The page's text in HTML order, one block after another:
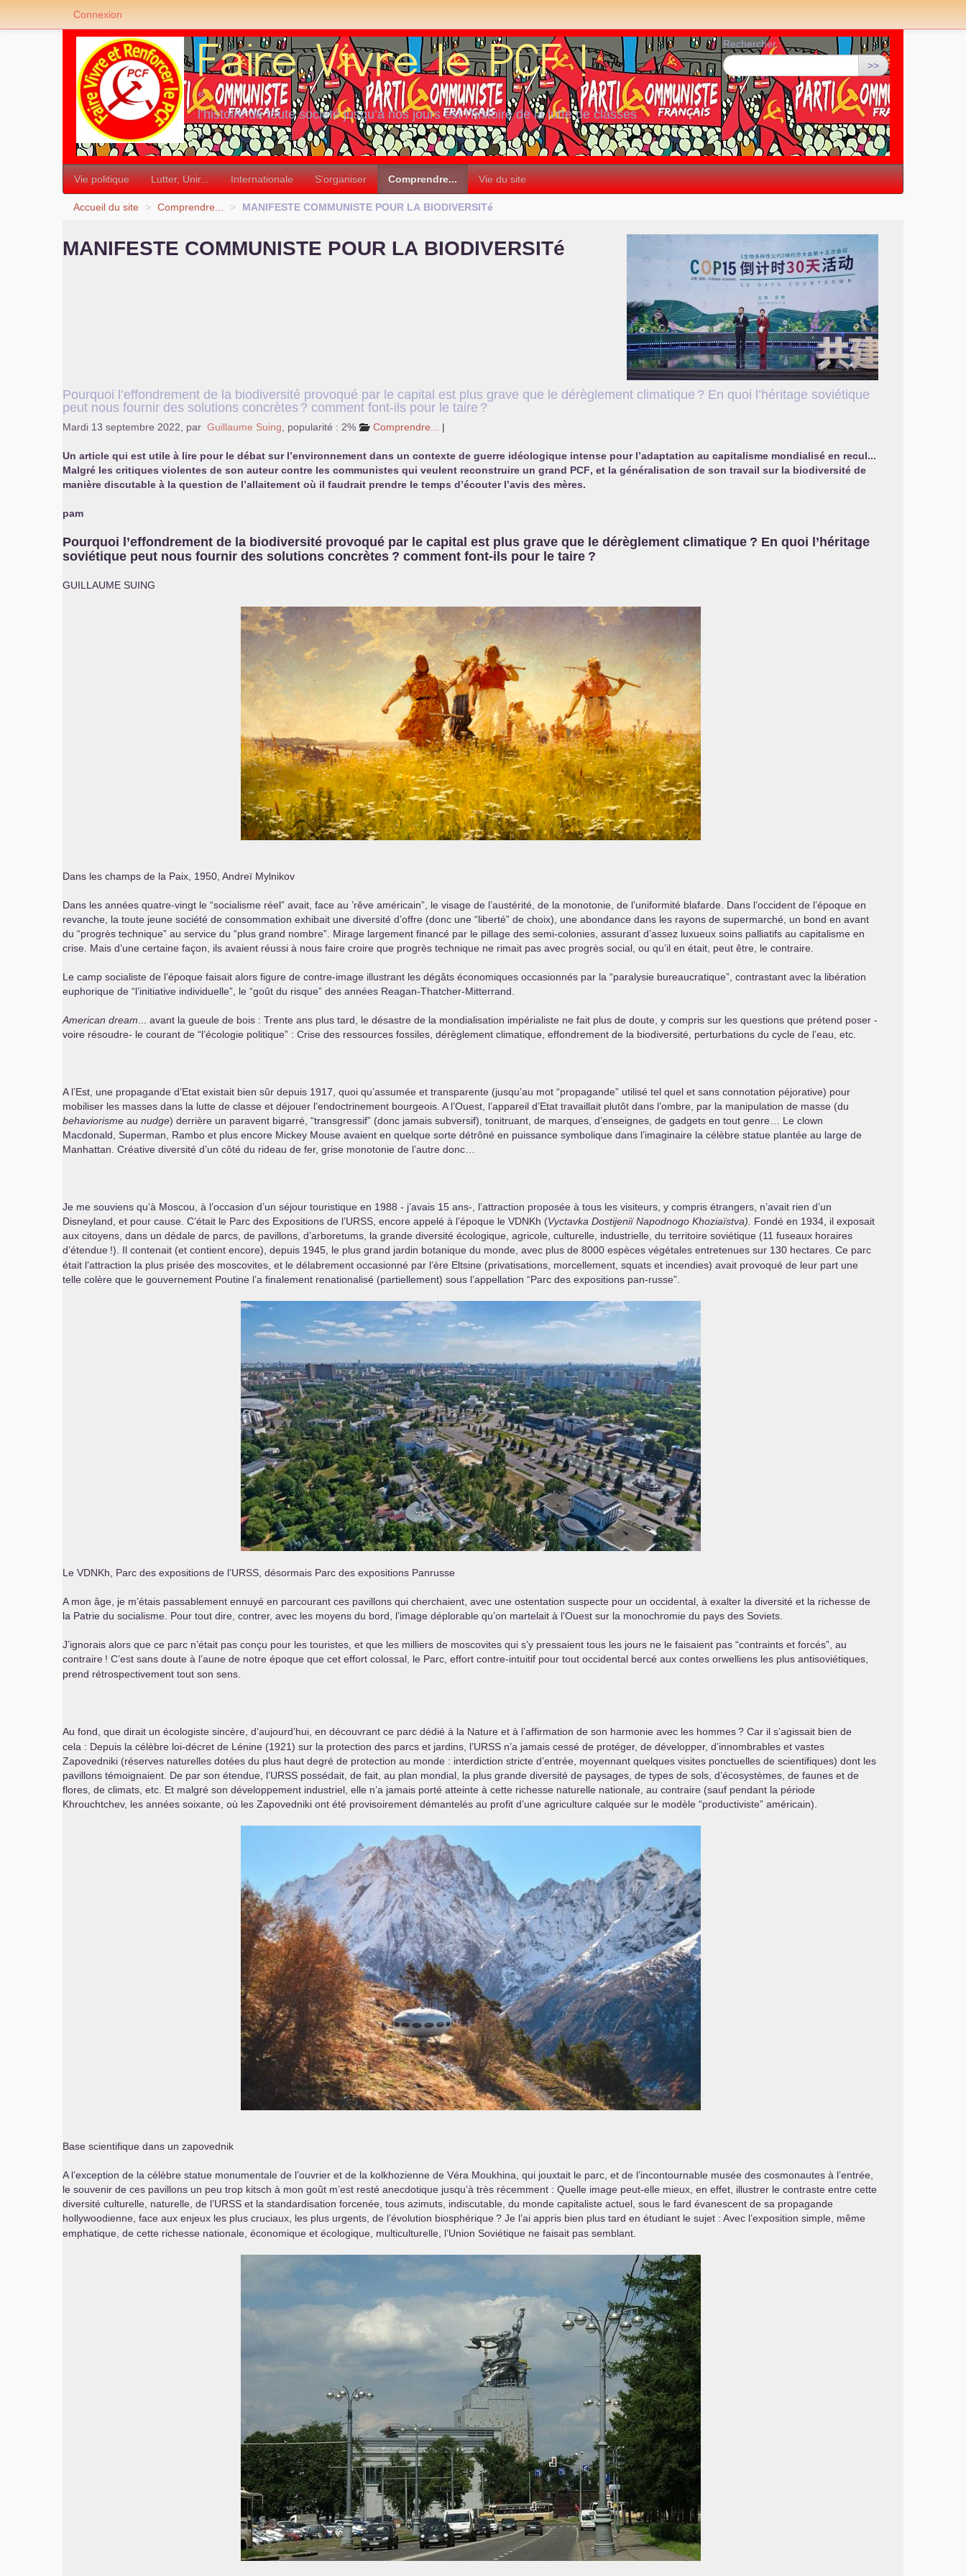
«
l’histoire de toute société jusqu’à nos jours est l’histoire de la lutte de classes
»
Rechercher :
>>
Vie politique Lutter, Unir... Internationale S’organiser Comprendre... Vie du site
Accueil du site > Comprendre... > MANIFESTE COMMUNISTE POUR LA BIODIVERSITé
MANIFESTE COMMUNISTE POUR LA BIODIVERSITé
Pourquoi l’effondrement de la biodiversité provoqué par le capital est plus grave que le dérèglement climatique ? En quoi l’héritage soviétique
peut nous fournir des solutions concrètes ? comment font-ils pour le taire ?
Mardi 13 septembre 2022 par Guillaume Suing popularité : 2% Comprendre... |
Un article qui est utile à lire pour le débat sur l’environnement dans un contexte de guerre idéologique intense pour l’adaptation au capitalisme mondialisé en recul...
Malgré les critiques violentes de son auteur contre les communistes qui veulent reconstruire un grand PCF, et la généralisation de son travail sur la biodiversité de
manière discutable à la question de l’allaitement où il faudrait prendre le temps d’écouter l’avis des mères.
pam
Pourquoi l’effondrement de la biodiversité provoqué par le capital est plus grave que le dérèglement climatique ? En quoi l’héritage
soviétique peut nous fournir des solutions concrètes ? comment font-ils pour le taire ?
GUILLAUME SUING
Dans les champs de la Paix, 1950, Andreï Mylnikov
Dans les années quatre-vingt le “socialisme réel” avait, face au ’rêve américain”, le visage de l’austérité, de la monotonie, de l’uniformité blafarde. Dans l’occident de l’époque en
revanche, la toute jeune société de consommation exhibait une diversité d’offre (donc une “liberté” de choix), une abondance dans les rayons de supermarché, un bond en avant
du “progrès technique” au service du “plus grand nombre”. Mirage largement financé par le pillage des semi-colonies, assurant d’assez luxueux soins palliatifs au capitalisme en
crise. Mais d’une certaine façon, ils avaient réussi à nous faire croire que progrès technique ne rimait pas avec progrès social, ou qu’il en était, peut être, le contraire.
Le camp socialiste de l’époque faisait alors figure de contre-image illustrant les dégâts économiques occasionnés par la “paralysie bureaucratique”, contrastant avec la libération
euphorique de “l’initiative individuelle”, le “goût du risque” des années Reagan-Thatcher-Mitterrand.
American dream ... avant la gueule de bois : Trente ans plus tard, le désastre de la mondialisation impérialiste ne fait plus de doute, y compris sur les questions que prétend poser -
voire résoudre- le courant de “l’écologie politique” : Crise des ressources fossiles, dérèglement climatique, effondrement de la biodiversité, perturbations du cycle de l’eau, etc.
A l’Est, une propagande d’Etat existait bien sûr depuis 1917, quoi qu’assumée et transparente (jusqu’au mot “propagande” utilisé tel quel et sans connotation péjorative) pour
mobiliser les masses dans la lutte de classe et déjouer l’endoctrinement bourgeois. A l’Ouest, l’appareil d’Etat travaillait plutôt dans l’ombre, par la manipulation de masse (du
behaviorisme au nudge) derrière un paravent bigarré, “transgressif” (donc jamais subversif), tonitruant, de marques, d’enseignes, de gadgets en tout genre… Le clown
Macdonald, Superman, Rambo et plus encore Mickey Mouse avaient en quelque sorte détrôné en puissance symbolique dans l’imaginaire la célèbre statue plantée au large de
Manhattan. Créative diversité d’un côté du rideau de fer, grise monotonie de l’autre donc…
Je me souviens qu’à Moscou, à l’occasion d’un séjour touristique en 1988 - j’avais 15 ans-, l’attraction proposée à tous les visiteurs, y compris étrangers, n’avait rien d’un
Disneyland, et pour cause. C’était le Parc des Expositions de l’URSS , encore appelé à l’époque le VDNKh (Vyctavka Dostijeniï Napodnogo Khoziaïstva).
Fondé en 1934, il exposait
aux citoyens, dans un dédale de parcs, de pavillons, d’arboretums, la grande diversité écologique, agricole, culturelle, industrielle, du territoire soviétique (11 fuseaux horaires
d’étendue !). Il contenait (et contient encore), depuis 1945, le plus grand jardin botanique du monde, avec plus de 8000 espèces végétales entretenues sur 130 hectares. Ce parc
était l’attraction la plus prisée des moscovites, et le délabrement occasionné par l’ère Eltsine (privatisations, morcellement, squats et incendies) avait provoqué de leur part une
telle colère que le gouvernement Poutine l’a finalement renationalisé (partiellement) sous l’appellation “Parc des expositions pan-russe”.
Le VDNKh, Parc des expositions de l’URSS , désormais Parc des expositions Panrusse
A mon âge, je m’étais passablement ennuyé en parcourant ces pavillons qui cherchaient, avec une ostentation suspecte pour un occidental, à exalter la diversité et la richesse de
la Patrie du socialisme. Pour tout dire, contrer, avec les moyens du bord, l’image déplorable qu’on martelait à l’Ouest sur la monochromie du pays des Soviets.
J’ignorais alors que ce parc n’était pas conçu pour les touristes, et que les milliers de moscovites qui s’y pressaient tous les jours ne le faisaient pas “contraints et forcés”, au
contraire ! C’est sans doute à l’aune de notre époque que cet effort colossal, le Parc, effort contre-intuitif pour tout occidental bercé aux contes orwelliens les plus antisoviétiques,
prend rétrospectivement tout son sens.
Au fond, que dirait un écologiste sincère, d’aujourd’hui, en découvrant ce parc dédié à la Nature et à l’affirmation de son harmonie avec les hommes? Car il s’agissait bien de
cela : Depuis la célèbre loi-décret de Lénine (1921) sur la protection des parcs et jardins, l’URSS n’a jamais cessé de protéger, de développer, d’innombrables et vastes
Zapovedniki (réserves naturelles dotées du plus haut degré de protection au monde : interdiction stricte d’entrée, moyennant quelques visites ponctuelles de scientifiques) dont les
pavillons témoignaient. De par son étendue, l’URSS possédait, de fait, au plan mondial, la plus grande diversité de paysages, de types de sols, d’écosystèmes, de faunes et de
flores, de climats, etc. Et malgré son développement industriel, elle n’a jamais porté atteinte à cette richesse naturelle nationale, au contraire (sauf pendant la période
Khrouchtchev, les années soixante, où les Zapovedniki ont été provisoirement démantelés au profit d’une agriculture calquée sur le modèle “productiviste” américain).
Base scientifique dans un zapovednik
A l’exception de la célèbre statue monumentale de l’ouvrier et de la kolkhozienne de Véra Moukhina, qui jouxtait le parc, et de l’incontournable musée des cosmonautes à l’entrée,
le souvenir de ces pavillons un peu trop kitsch à mon goût m’est resté anecdotique jusqu’à très récemment : Quelle image peut-elle mieux, en effet, illustrer le contraste entre cette
diversité culturelle, naturelle, de l’URSS et la standardisation forcenée, tous azimuts, indiscutable, du monde capitaliste actuel, sous le fard évanescent de sa propagande
hollywoodienne, face aux enjeux les plus cruciaux, les plus urgents, de l’évolution biosphérique? Je l’ai appris bien plus tard en étudiant le sujet : Avec l’exposition simple, même
emphatique, de cette richesse nationale, économique et écologique, multiculturelle, l’Union Soviétique ne faisait pas semblant.
Connexion